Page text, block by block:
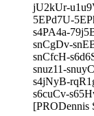
jU2kUr-
5EPd7U-
s4PA4a-
snCgDv-
snCfcH-
snuz11-
s4jNyB-
s6cuCv-
[PRODennis